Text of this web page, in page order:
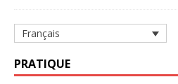
Français
PRATIQUE